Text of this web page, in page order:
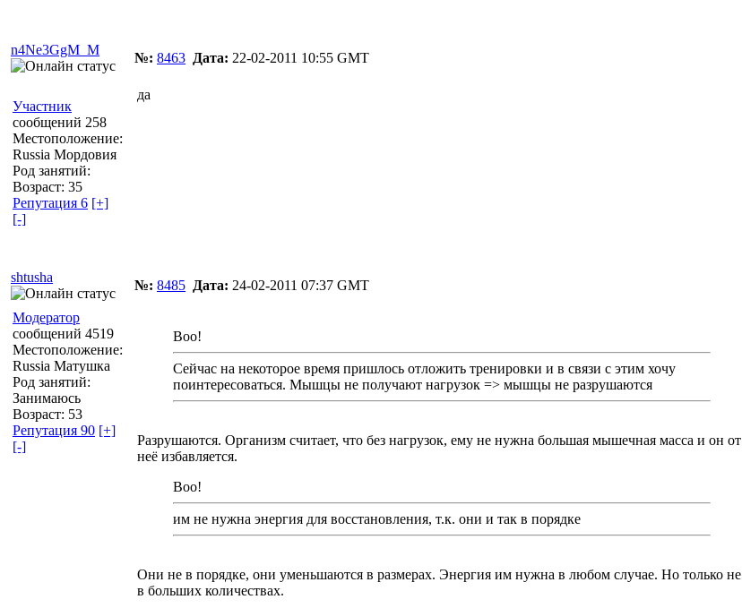
n4Ne3GgM_M
№: 8463 Дата: 22-02-2011 10:55 GMT
Участник
сообщений 258
Местоположение:
Russia Мордовия
Род занятий:
Возраст: 35
Репутация 6 [+]
[-]
да
shtusha
№: 8485 Дата: 24-02-2011 07:37 GMT
Модератор
сообщений 4519
Местоположение:
Russia Матушка
Род занятий:
Занимаюсь
Возраст: 53
Репутация 90 [+]
[-]
Boo!
Сейчас на некоторое время пришлось отложить тренировки и в связи с этим хочу
поинтересоваться. Мышцы не получают нагрузок => мышцы не разрушаются
Разрушаются. Организм считает, что без нагрузок, ему не нужна большая мышечная масса и он от
неё избавляется.
Boo!
им не нужна энергия для восстановления, т.к. они и так в порядке
Они не в порядке, они уменьшаются в размерах. Энергия им нужна в любом случае. Но только не
в больших количествах.